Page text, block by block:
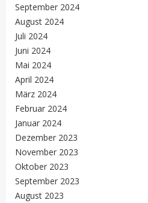
September 2024
August 2024
Juli 2024
Juni 2024
Mai 2024
April 2024
März 2024
Februar 2024
Januar 2024
Dezember 2023
November 2023
Oktober 2023
September 2023
August 2023